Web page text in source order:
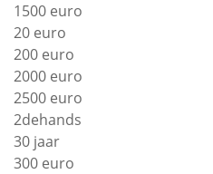
1500 euro
20 euro
200 euro
2000 euro
2500 euro
2dehands
30 jaar
300 euro